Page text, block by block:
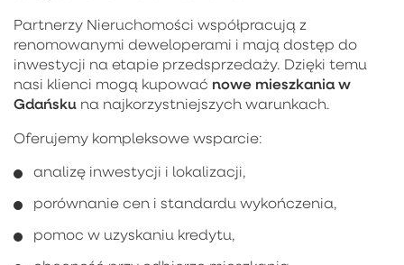
Partnerzy Nieruchomości współpracują z
renomowanymi deweloperami i mają dostęp do
inwestycji na etapie przedsprzedaży. Dzięki temu
nasi klienci mogą kupować nowe mieszkania w
Gdańsku na najkorzystniejszych warunkach.
Oferujemy kompleksowe wsparcie:
analizę inwestycji i lokalizacji,
porównanie cen i standardu wykończenia,
pomoc w uzyskaniu kredytu,